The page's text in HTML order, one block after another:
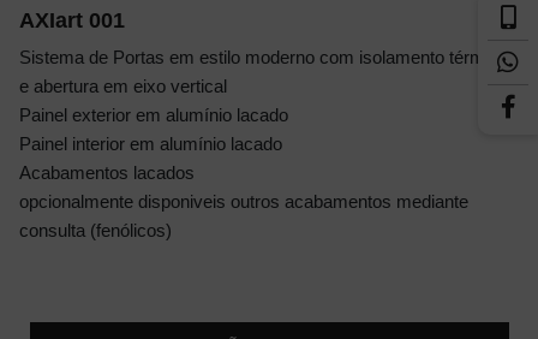
AXIart 001
Sistema de Portas em estilo moderno com isolamento térmico
e abertura em eixo vertical
Painel exterior em alumínio lacado
Painel interior em alumínio lacado
Acabamentos lacados
opcionalmente disponiveis outros acabamentos mediante
consulta (fenólicos)